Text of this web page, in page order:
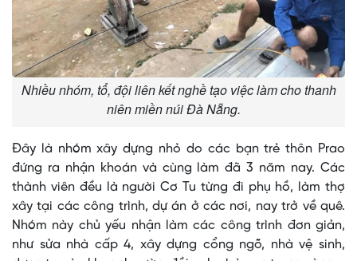
Nhiều nhóm, tổ, đội liên kết nghề tạo việc làm cho thanh
niên miền núi Đà Nẵng.
Đây là nhóm xây dựng nhỏ do các bạn trẻ thôn Prao
đứng ra nhận khoán và cùng làm đã 3 năm nay. Các
thành viên đều là người Cơ Tu từng đi phụ hồ, làm thợ
xây tại các công trình, dự án ở các nơi, nay trở về quê.
Nhóm này chủ yếu nhận làm các công trình đơn giản,
như sửa nhà cấp 4, xây dựng cổng ngõ, nhà vệ sinh,